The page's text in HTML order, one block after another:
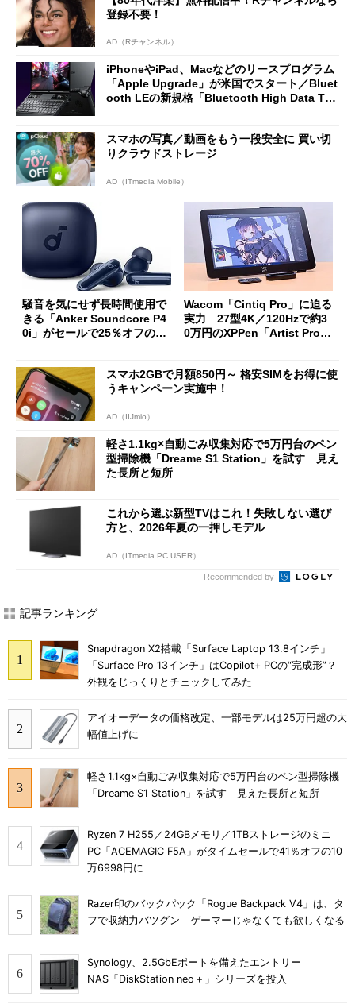
登録不要！
AD（Rチャンネル）
iPhoneやiPad、Macなどのリースプログラム
「Apple Upgrade」が米国でスタート／Bluet
ooth LEの新規格「Bluetooth High Data Thr
スマホの写真／動画をもう一段安全に 買い切
りクラウドストレージ
AD（ITmedia Mobile）
騒音を気にせず長時間使用で
きる「Anker Soundcore P4
0i」がセールで25％オフの59
Wacom「Cintiq Pro」に迫る
実力 27型4K／120Hzで約3
0万円のXPPen「Artist Pro 2
スマホ2GBで月額850円～ 格安SIMをお得に使
うキャンペーン実施中！
AD（IIJmio）
軽さ1.1kg×自動ごみ収集対応で5万円台のペン
型掃除機「Dreame S1 Station」を試す 見え
た長所と短所
これから選ぶ新型TVはこれ！失敗しない選び
方と、2026年夏の一押しモデル
AD（ITmedia PC USER）
Recommended by
記事ランキング
Snapdragon X2搭載「Surface Laptop 13.8インチ」
「Surface Pro 13インチ」はCopilot+ PCの“完成形”？
外観をじっくりとチェックしてみた
アイオーデータの価格改定、一部モデルは25万円超の大
幅値上げに
軽さ1.1kg×自動ごみ収集対応で5万円台のペン型掃除機
「Dreame S1 Station」を試す 見えた長所と短所
Ryzen 7 H255／24GBメモリ／1TBストレージのミニ
PC「ACEMAGIC F5A」がタイムセールで41％オフの10
万6998円に
Razer印のバックパック「Rogue Backpack V4」は、タ
フで収納力バツグン ゲーマーじゃなくても欲しくなる
Synology、2.5GbEポートを備えたエントリー
NAS「DiskStation neo＋」シリーズを投入